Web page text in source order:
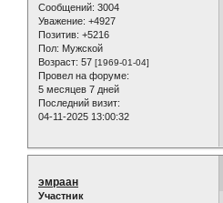
Сообщений: 3004
Уважение: +4927
Позитив: +5216
Пол: Мужской
Возраст: 57 [1969-01-04]
Провел на форуме:
5 месяцев 7 дней
Последний визит:
04-11-2025 13:00:32
эмраан
Участник